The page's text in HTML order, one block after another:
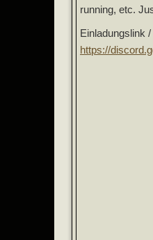
running, etc.
Einladungslink
https://